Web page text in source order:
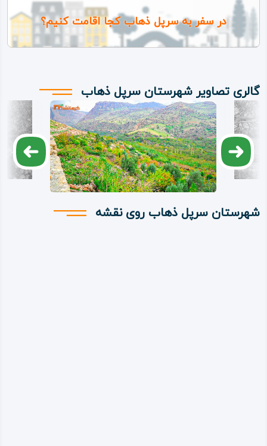
در سفر به سرپل ذهاب کجا اقامت کنیم؟
گالری تصاویر شهرستان سرپل ذهاب
شهرستان سرپل ذهاب روی نقشه